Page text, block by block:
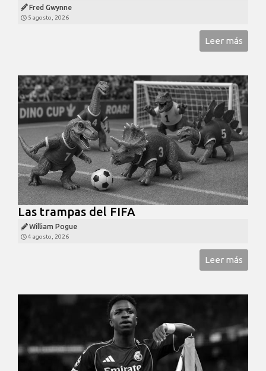
Fred Gwynne
5 agosto, 2026
Leer más
Las trampas del FIFA
William Pogue
4 agosto, 2026
Leer más